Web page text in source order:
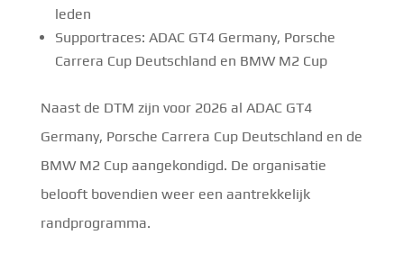
leden
Supportraces: ADAC GT4 Germany, Porsche
Carrera Cup Deutschland en BMW M2 Cup
Naast de DTM zijn voor 2026 al ADAC GT4
Germany, Porsche Carrera Cup Deutschland en de
BMW M2 Cup aangekondigd. De organisatie
belooft bovendien weer een aantrekkelijk
randprogramma.